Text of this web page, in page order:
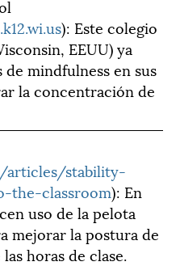
): Este colegio
EEUU) ya
mindfulness en sus
la concentración de
articles/stability-
the-classroom): En
uso de la pelota
mejorar la postura de
horas de clase.